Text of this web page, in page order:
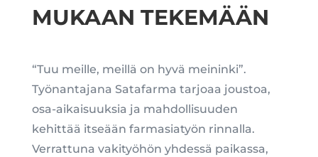
MUKAAN TEKEMÄÄN
“Tuu meille, meillä on hyvä meininki”.
Työnantajana Satafarma tarjoaa joustoa,
osa-aikaisuuksia ja mahdollisuuden
kehittää itseään farmasiatyön rinnalla.
Verrattuna vakityöhön yhdessä paikassa,